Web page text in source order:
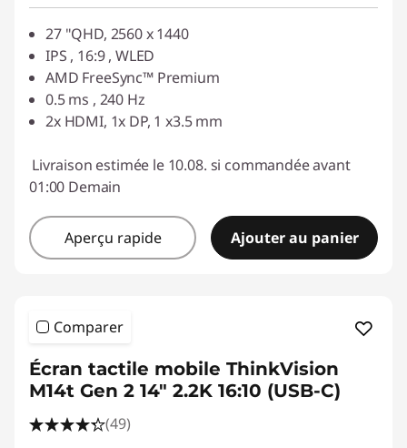
27 "QHD, 2560 x 1440
IPS , 16:9 , WLED
AMD FreeSync™ Premium
0.5 ms , 240 Hz
2x HDMI, 1x DP, 1 x3.5 mm
Livraison estimée le 10.08. si commandée avant
01:00 Demain
Aperçu rapide Ajouter au panier
Comparer
Écran tactile mobile ThinkVision
M14t Gen 2 14" 2.2K 16:10 (USB-C)
(49)